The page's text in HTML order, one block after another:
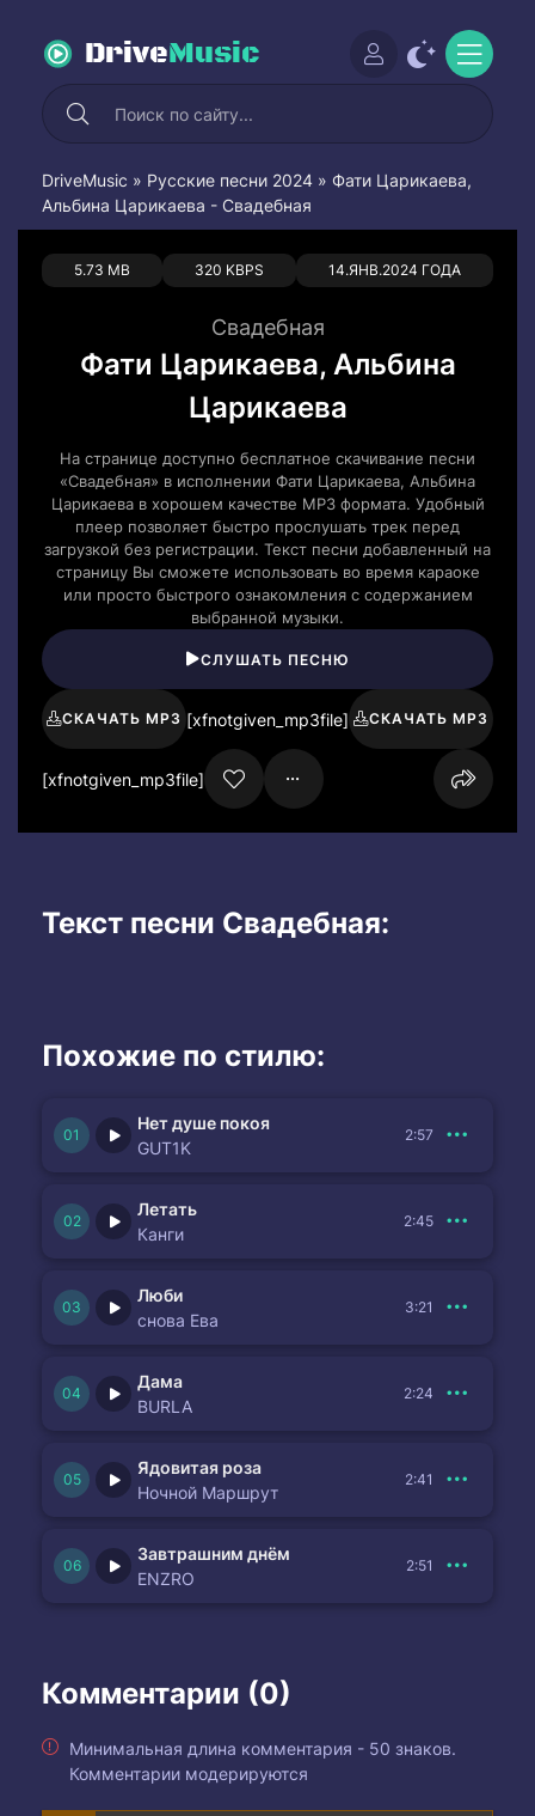
DriveMusic
DriveMusic » Русские песни 2024 » Фати Царикаева,
Альбина Царикаева - Свадебная
5.73 MB 320 KBPS 14.ЯНВ.2024 ГОДА
0 0
Свадебная
Фати Царикаева, Альбина
Царикаева
На странице доступно бесплатное скачивание песни
«Свадебная» в исполнении Фати Царикаева, Альбина
Царикаева в хорошем качестве MP3 формата. Удобный
плеер позволяет быстро прослушать трек перед
загрузкой без регистрации. Текст песни добавленный на
страницу Вы сможете использовать во время караоке
или просто быстрого ознакомления с содержанием
выбранной музыки.
СЛУШАТЬ ПЕСНЮ
СКАЧАТЬ MP3 [xfnotgiven_mp3file] СКАЧАТЬ MP3
[xfnotgiven_mp3file]
Текст песни Свадебная:
Похожие по стилю:
Нет душе покоя
GUT1K
2:57
Летать
Канги
2:45
Люби
снова Ева
3:21
Дама
BURLA
2:24
Ядовитая роза
Ночной Маршрут
2:41
Завтрашним днём
ENZRO
2:51
Комментарии (0)
Минимальная длина комментария - 50 знаков.
Комментарии модерируются